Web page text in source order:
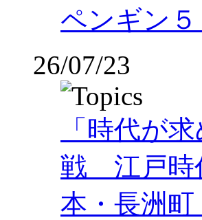
ペンギン
26/07/23
「時代が
戦 江戸時
本・長洲町